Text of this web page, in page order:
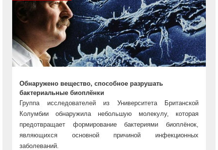
Обнаружено вещество, способное разрушать
бактериальные биоплёнки
Группа исследователей из Университета Британской
Колумбии обнаружила небольшую молекулу, которая
предотвращает формирование бактериями биоплёнок,
являющихся основной причиной инфекционных
заболеваний.